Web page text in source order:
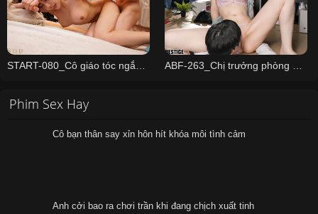
Phim Sex Hay
Cô bạn thân say xỉn hôn hít khóa môi tình cảm
Anh cởi bao ra chơi trần khi đang chịch xuất tinh